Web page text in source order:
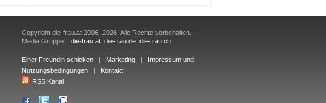
Copyright die-frau.at 2006.-2026. Alle Rechte vorbehalten.
Media Gruppe: die-frau.at die-frau.de die-frau.ch
Einer Freundin schicken | Marketing | Impressum und
Nutzungsbedingungen | Kontakt
RSS Kanal